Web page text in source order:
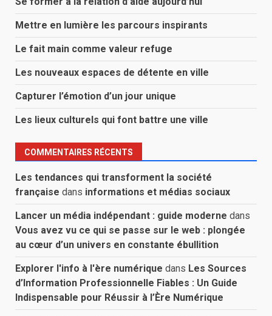
Mettre en lumière les parcours inspirants
Le fait main comme valeur refuge
Les nouveaux espaces de détente en ville
Capturer l’émotion d’un jour unique
Les lieux culturels qui font battre une ville
COMMENTAIRES RÉCENTS
Les tendances qui transforment la société
française dans informations et médias sociaux
Lancer un média indépendant : guide moderne dans
Vous avez vu ce qui se passe sur le web : plongée
au cœur d’un univers en constante ébullition
Explorer l'info à l'ère numérique dans Les Sources
d’Information Professionnelle Fiables : Un Guide
Indispensable pour Réussir à l’Ère Numérique